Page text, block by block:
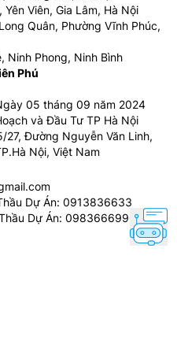
này được trang bị chức
trì nhiệt độ ổn định khi
thấp. Tạo ra không gian
được tập trung hơn.
Viên, Gia Lâm, Hà Nội
Quân, Phường Vĩnh Phúc,
Ninh Phong, Ninh Bình
Phú
05 tháng 09 năm 2024
và Đầu Tư TP Hà Nội
27, Đường Nguyễn Văn Linh,
Nội, Việt Nam
Dự Án: 0913836633
Dự Án: 0983666996